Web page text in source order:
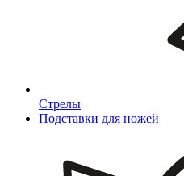
Стрелы
Подставки для ножей